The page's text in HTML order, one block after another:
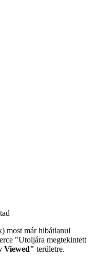
most már hibátlanul
"Utoljára megtekintett
Viewed" területre.